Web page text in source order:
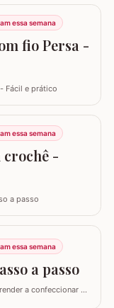
quanto eu devo cobrar
muitas vezes o medo
fala mais alto, mas
essa semana
fio Persa -
Fácil e prático
essa semana
crochê -
em crochê - passo a passo
essa semana
a passo
a confeccionar o